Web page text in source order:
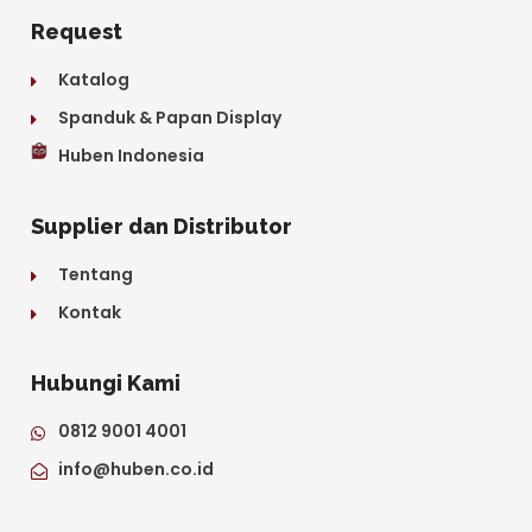
Request
Katalog
Spanduk & Papan Display
Huben Indonesia
Supplier dan Distributor
Tentang
Kontak
Hubungi Kami
0812 9001 4001
info@huben.co.id